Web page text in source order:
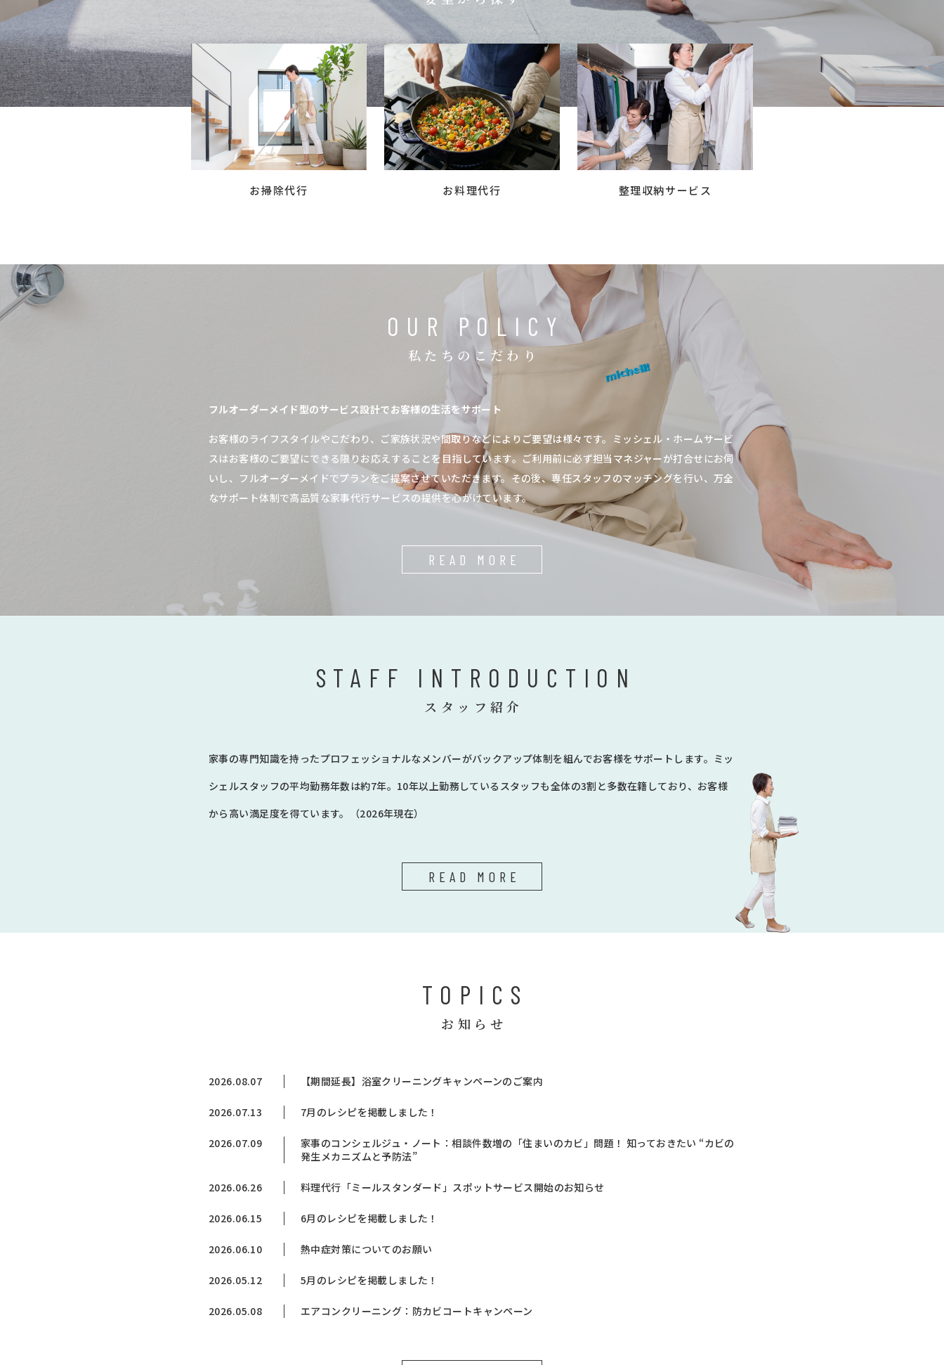
コラム
お知らせ
家事スタッフ募集
お掃除代行 お料理代行 整理収納サービス
OUR POLICY
私たちのこだわり
フルオーダーメイド型のサービス設計でお客様の生活をサポート
お客様のライフスタイルやこだわり、ご家族状況や間取りなどによりご要望は様々です。ミッシェル・ホームサービ
スはお客様のご要望にできる限りお応えすることを目指しています。ご利用前に必ず担当マネジャーが打合せにお伺
いし、フルオーダーメイドでプランをご提案させていただきます。その後、専任スタッフのマッチングを行い、万全
なサポート体制で高品質な家事代行サービスの提供を心がけています。
READ MORE
STAFF INTRODUCTION
スタッフ紹介
家事の専門知識を持ったプロフェッショナルなメンバーがバックアップ体制を組んでお客様をサポートします。ミッ
シェルスタッフの平均勤務年数は約7年。10年以上勤務しているスタッフも全体の3割と多数在籍しており、お客様
から高い満足度を得ています。（2026年現在）
READ MORE
TOPICS
お知らせ
2026.08.07 【期間延長】浴室クリーニングキャンペーンのご案内
2026.07.13 7月のレシピを掲載しました！
2026.07.09
家事のコンシェルジュ・ノート：相談件数増の「住まいのカビ」問題！ 知っておきたい “カビの
発生メカニズムと予防法”
2026.06.26 料理代行「ミールスタンダード」スポットサービス開始のお知らせ
2026.06.15 6月のレシピを掲載しました！
2026.06.10 熱中症対策についてのお願い
2026.05.12 5月のレシピを掲載しました！
2026.05.08 エアコンクリーニング：防カビコートキャンペーン